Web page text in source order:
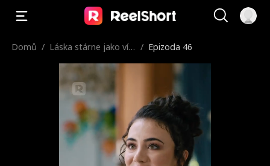
Domů / Láska stárne jako vín
/ Epizoda 46